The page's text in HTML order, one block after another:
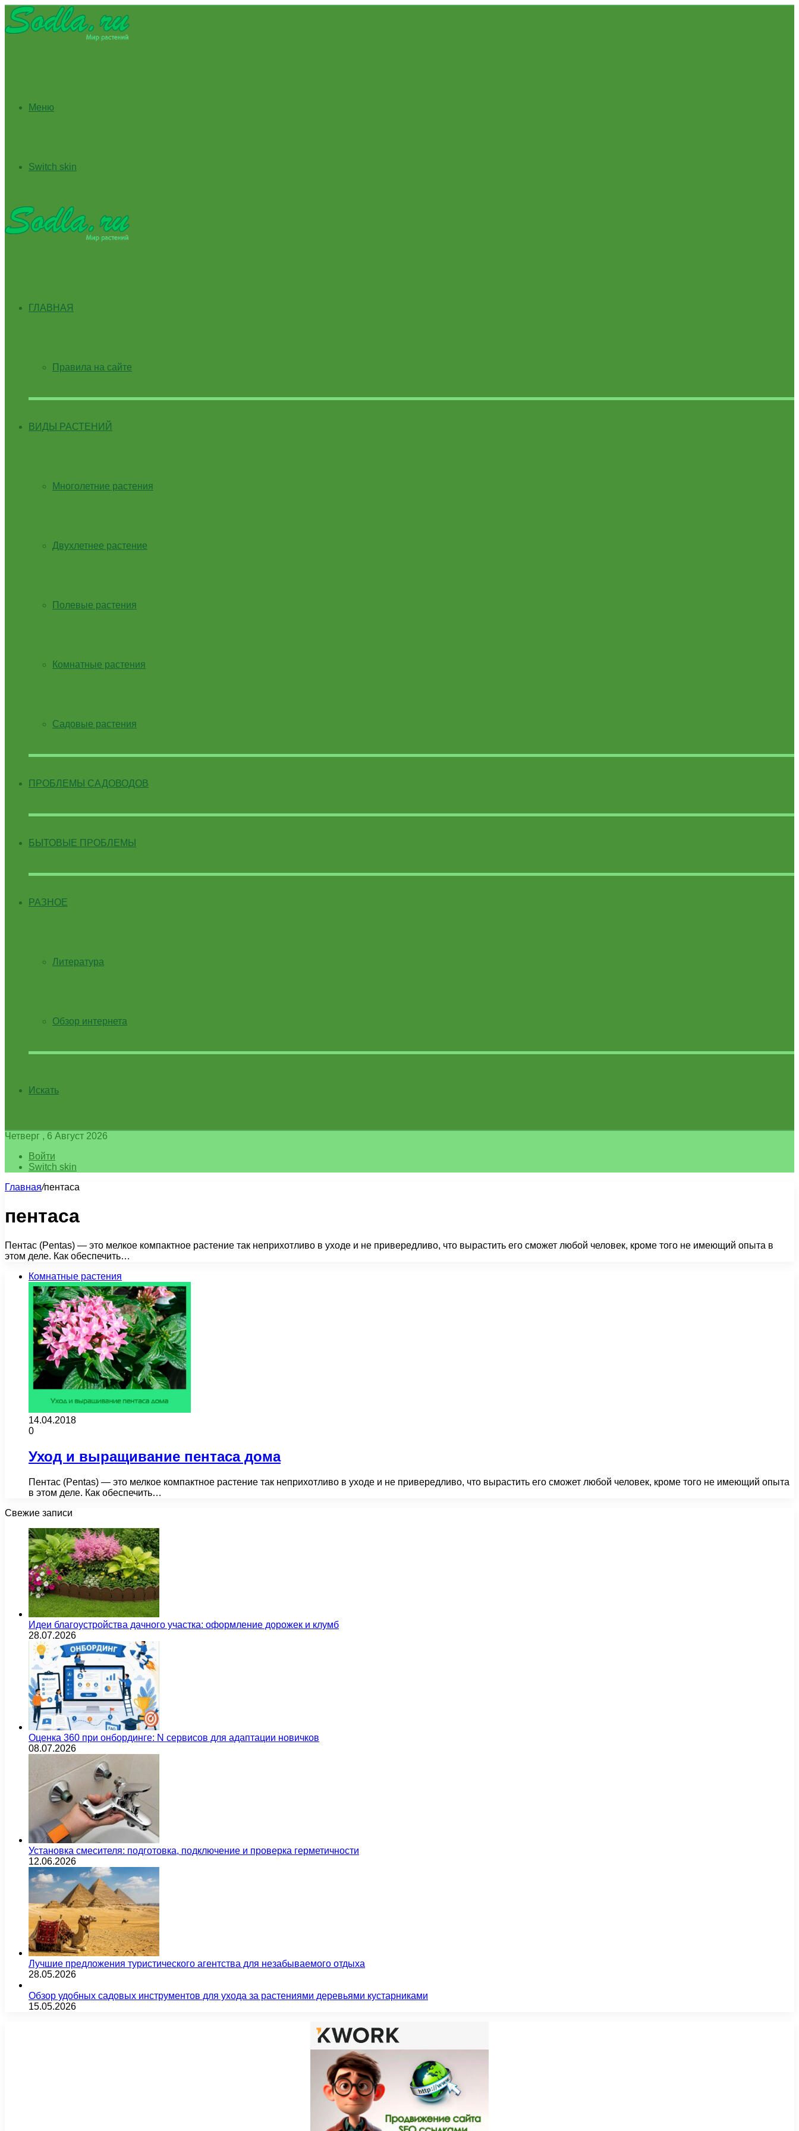
Меню
Switch skin
ГЛАВНАЯ
Правила на сайте
ВИДЫ РАСТЕНИЙ
Многолетние растения
Двухлетнее растение
Полевые растения
Комнатные растения
Садовые растения
ПРОБЛЕМЫ САДОВОДОВ
БЫТОВЫЕ ПРОБЛЕМЫ
РАЗНОЕ
Литература
Обзор интернета
Искать
Четверг , 6 Август 2026
Войти
Switch skin
Главная/пентаса
пентаса
Пентас (Pentas) — это мелкое компактное растение так неприхотливо в уходе и не привередливо, что вырастить его сможет любой человек, кроме того не имеющий опыта в
этом деле. Как обеспечить…
Комнатные растения
14.04.2018
0
Уход и выращивание пентаса дома
Пентас (Pentas) — это мелкое компактное растение так неприхотливо в уходе и не привередливо, что вырастить его сможет любой человек, кроме того не имеющий опыта
в этом деле. Как обеспечить…
Свежие записи
Идеи благоустройства дачного участка: оформление дорожек и клумб
28.07.2026
Оценка 360 при онбординге: N сервисов для адаптации новичков
08.07.2026
Установка смесителя: подготовка, подключение и проверка герметичности
12.06.2026
Лучшие предложения туристического агентства для незабываемого отдыха
28.05.2026
Обзор удобных садовых инструментов для ухода за растениями деревьями кустарниками
15.05.2026